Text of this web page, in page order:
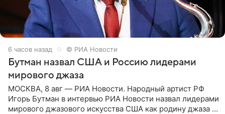
6 часов назад © РИА Новости
Бутман назвал США и Россию лидерами
мирового джаза
МОСКВА, 8 авг — РИА Новости. Народный артист РФ
Игорь Бутман в интервью РИА Новости назвал лидерами
мирового джазового искусства США как родину джаза и